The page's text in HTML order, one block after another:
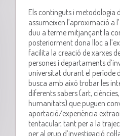
Els continguts i metodologia
assumeixen l’aproximació a
duu a terme mitjançant la
posteriorment dona lloc a
facilita la creació de xarxes
persones i departaments
universitat durant el període
busca amb això trobar les
diferents sabers (art,
humanitats) que puguen
aportació/experiència
tentacular, tant per a la
per al grup d’investigació